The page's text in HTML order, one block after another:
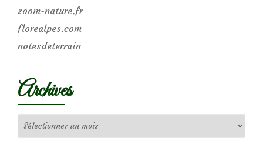
zoom-nature.fr
florealpes.com
notesdeterrain
Archives